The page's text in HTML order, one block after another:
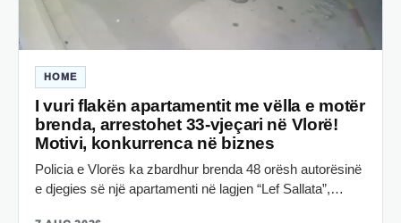
HOME
I vuri flakën apartamentit me vëlla e motër
brenda, arrestohet 33-vjeçari në Vlorë!
Motivi, konkurrenca në biznes
Policia e Vlorës ka zbardhur brenda 48 orësh autorësinë
e djegies së një apartamenti në lagjen “Lef Sallata”,…